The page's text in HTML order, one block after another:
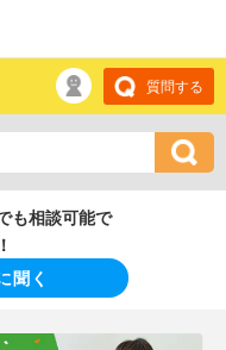
質問する
も相談可能で
聞く